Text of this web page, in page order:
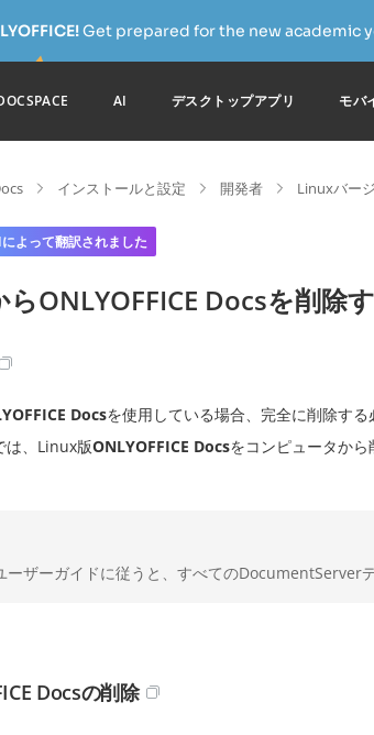
Get prepared for the new academic
AI デスクトップアプリ モバ
インストールと設定 開発者 Linuxバー
よって翻訳されました
ONLYOFFICE Docsを削除
Docsを使用している場合、完全に削除する
は、Linux版ONLYOFFICE Docsをコンピュータから
ーザーガイドに従うと、すべてのDocumentServer
Docsの削除